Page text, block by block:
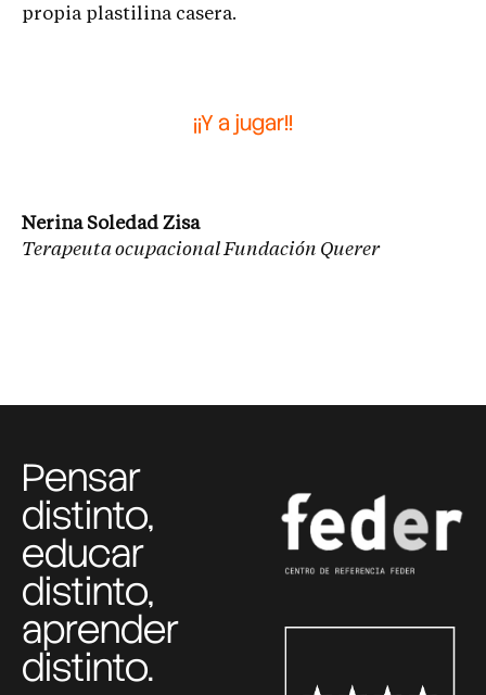
propia plastilina casera.
¡¡Y a jugar!!
Nerina Soledad Zisa
Terapeuta ocupacional Fundación Querer
Pensar
distinto,
educar
distinto,
aprender
distinto.